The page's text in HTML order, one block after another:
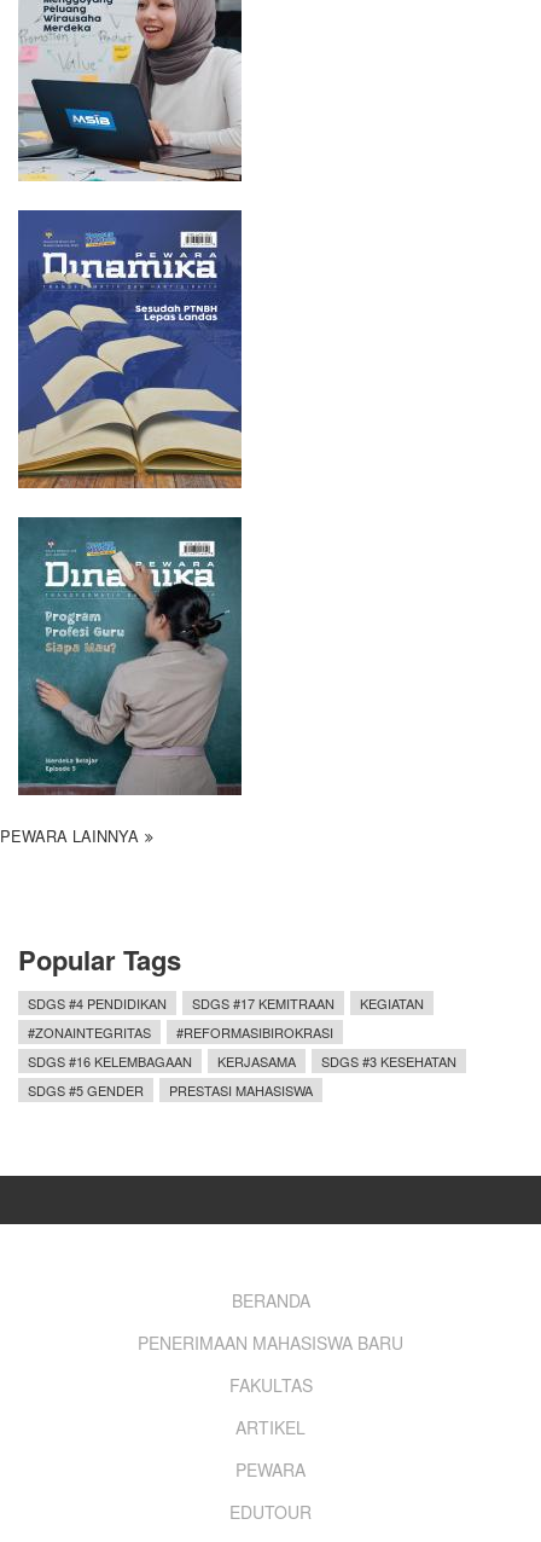
PEWARA LAINNYA
Popular Tags
SDGS #4 PENDIDIKAN SDGS #17 KEMITRAAN
KEGIATAN
#ZONAINTEGRITAS
#REFORMASIBIROKRASI
SDGS #16 KELEMBAGAAN
KERJASAMA
SDGS #3 KESEHATAN
SDGS #5 GENDER
PRESTASI MAHASISWA
BERANDA
PENERIMAAN MAHASISWA BARU
FAKULTAS
ARTIKEL
PEWARA
EDUTOUR